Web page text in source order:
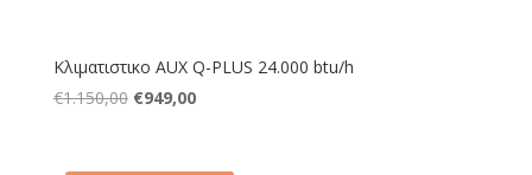
Κλιματιστικο AUX Q-PLUS 24.000 btu/h
€1.150,00 Original
€949,00Η